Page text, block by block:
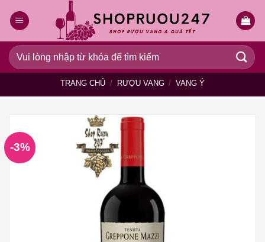
qua
dung
Tìm
kiếm:
TRANG CHỦ / RƯỢU VANG / VANG Ý
-3%